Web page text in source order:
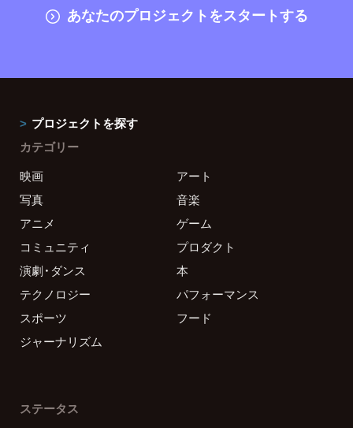
あなたのプロジェクトをスタートする
プロジェクトを探す
カテゴリー
映画
アート
写真
音楽
アニメ
ゲーム
コミュニティ
プロダクト
演劇・ダンス
本
テクノロジー
パフォーマンス
スポーツ
フード
ジャーナリズム
ステータス